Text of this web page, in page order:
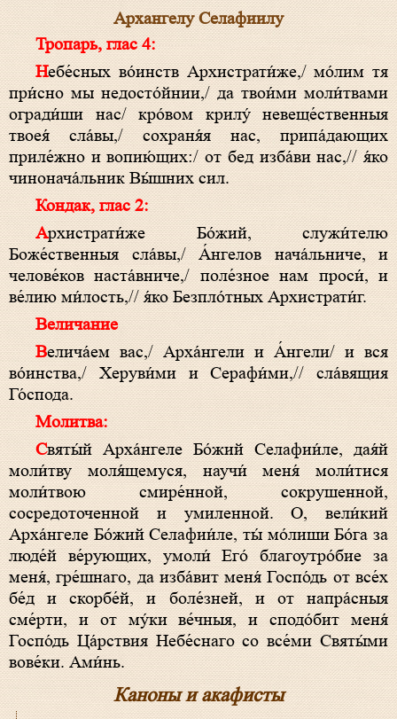
Архангелу Селафиилу
Тропарь, глас 4:
Небе́сных во́инств Архистрати́же,/ мо́лим тя
при́сно мы недосто́йнии,/ да твои́ми моли́твами
огради́ши нас/ кро́вом крилу́ невеще́ственныя
твоея́ сла́вы,/ сохраня́я нас, припа́дающих
приле́жно и вопию́щих:/ от бед изба́ви нас,// я́ко
чинонача́льник Вы́шних сил.
Кондак, глас 2:
Архистрати́же Бо́жий, служи́телю
Боже́ственныя сла́вы,/ А́нгелов нача́льниче, и
челове́ков наста́вниче,/ поле́зное нам проси́, и
ве́лию ми́лость,// я́ко Безпло́тных Архистрати́г.
Величание
Велича́ем вас,/ Арха́нгели и А́нгели/ и вся
во́инства,/ Херуви́ми и Серафи́ми,// сла́вящия
Го́спода.
Молитва:
Святы́й Арха́нгеле Бо́жий Селафии́ле, дая́й
моли́тву моля́щемуся, научи́ меня́ моли́тися
моли́твою смире́нной, сокрушенной,
сосредоточенной и умиленной. О, вели́кий
Арха́нгеле Бо́жий Селафии́ле, ты́ мо́лиши Бо́га за
люде́й ве́рующих, умоли́ Его́ благоутро́бие за
меня́, гре́шнаго, да изба́вит меня́ Госпо́дь от все́х
бе́д и скорбе́й, и боле́зней, и от напра́сныя
сме́рти, и от му́ки ве́чныя, и сподо́бит меня́
Госпо́дь Ца́рствия Небе́снаго со все́ми Святы́ми
вове́ки. Ами́нь.
Каноны и акафисты